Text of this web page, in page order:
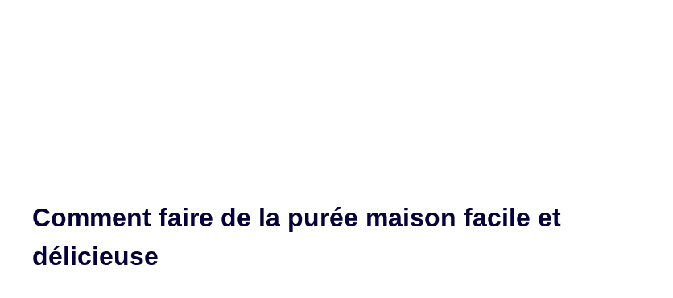
Comment faire de la purée maison facile et
délicieuse